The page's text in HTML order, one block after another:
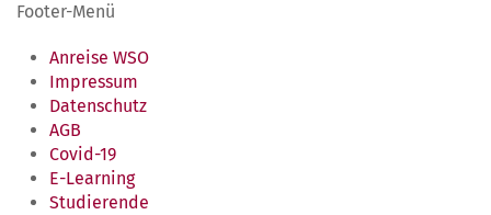
Footer-Menü
Anreise WSO
Impressum
Datenschutz
AGB
Covid-19
E-Learning
Studierende